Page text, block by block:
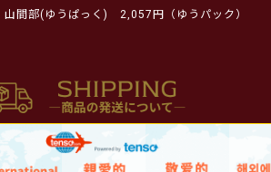
山間部(ゆうぱっく)
2,057円（ゆうパック）